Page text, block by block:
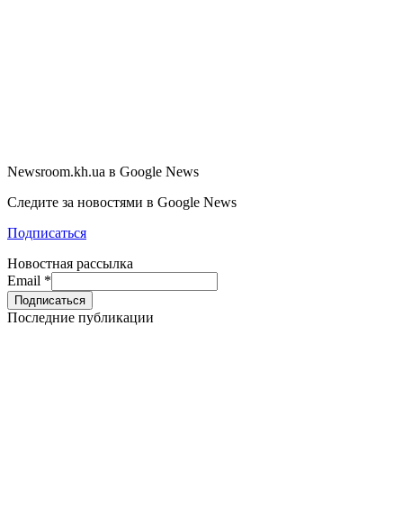
Newsroom.kh.ua в Google News
Следите за новостями в Google News
Подписаться
Новостная рассылка
Email *
Последние публикации